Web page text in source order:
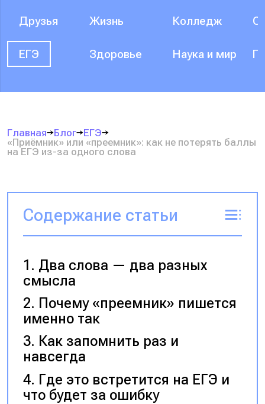
Друзья
ЕГЭ
Жизнь
Здоровье
Колледж
Наука и мир
Главная Блог
ЕГЭ
«Приёмник» или «преемник»: как не потерять баллы
на ЕГЭ из-за одного слова
Содержание статьи
Два слова — два разных
смысла
Почему «преемник» пишется
именно так
Как запомнить раз и
навсегда
Где это встретится на ЕГЭ и
что будет за ошибку